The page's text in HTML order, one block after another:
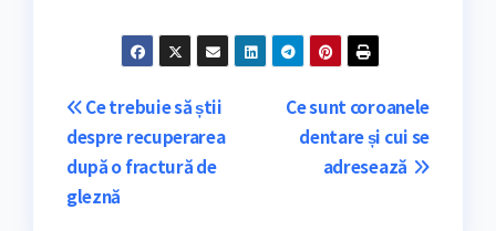
Navigare
în
articole
Ce sunt coroanele
dentare și cui se
adresează
Ce trebuie să știi
despre recuperarea
după o fractură de
gleznă